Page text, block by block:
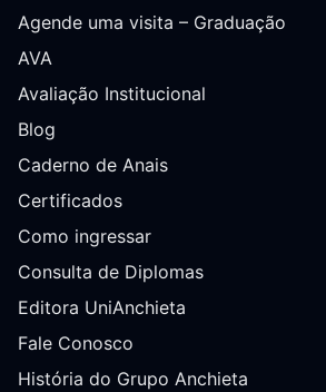
Agende uma visita – Graduação
AVA
Avaliação Institucional
Blog
Caderno de Anais
Certificados
Como ingressar
Consulta de Diplomas
Editora UniAnchieta
Fale Conosco
História do Grupo Anchieta